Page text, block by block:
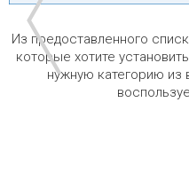
Из предоставленного
которые хотите
нужную категорию